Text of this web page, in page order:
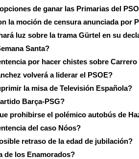
de ganar las Primarias del
la moción de censura anunciada por
luz sobre la trama Gürtel en su
Santa?
por hacer chistes sobre
volverá a liderar el PSOE?
la misa de Televisión Española?
Barça-PSG?
prohibirse el polémico autobús de
del caso Nóos?
retraso de la edad de jubilación?
de los Enamorados?